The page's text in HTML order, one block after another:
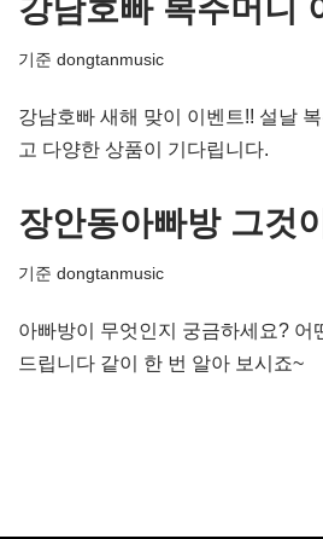
강남호빠 복주머니
기준 dongtanmusic
강남호빠 새해 맞이 이벤트!! 설날
고 다양한 상품이 기다립니다.
장안동아빠방 그것
기준 dongtanmusic
아빠방이 무엇인지 궁금하세요? 어
드립니다 같이 한 번 알아 보시죠~